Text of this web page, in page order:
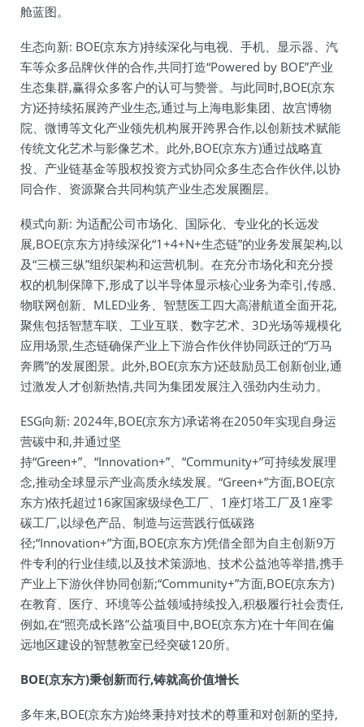
舱蓝图。
生态向新: BOE(京东方)持续深化与电视、手机、显示器、汽
车等众多品牌伙伴的合作,共同打造“Powered by BOE”产业
生态集群,赢得众多客户的认可与赞誉。与此同时,BOE(京东
方)还持续拓展跨产业生态,通过与上海电影集团、故宫博物
院、微博等文化产业领先机构展开跨界合作,以创新技术赋能
传统文化艺术与影像艺术。此外,BOE(京东方)通过战略直
投、产业链基金等股权投资方式协同众多生态合作伙伴,以协
同合作、资源聚合共同构筑产业生态发展圈层。
模式向新: 为适配公司市场化、国际化、专业化的长远发
展,BOE(京东方)持续深化“1+4+N+生态链”的业务发展架构,以
及“三横三纵”组织架构和运营机制。在充分市场化和充分授
权的机制保障下,形成了以半导体显示核心业务为牵引,传感、
物联网创新、MLED业务、智慧医工四大高潜航道全面开花,
聚焦包括智慧车联、工业互联、数字艺术、3D光场等规模化
应用场景,生态链确保产业上下游合作伙伴协同跃迁的“万马
奔腾”的发展图景。此外,BOE(京东方)还鼓励员工创新创业,通
过激发人才创新热情,共同为集团发展注入强劲内生动力。
ESG向新: 2024年,BOE(京东方)承诺将在2050年实现自身运
营碳中和,并通过坚
持“Green+”、“Innovation+”、“Community+”可持续发展理
念,推动全球显示产业高质永续发展。“Green+”方面,BOE(京
东方)依托超过16家国家级绿色工厂、1座灯塔工厂及1座零
碳工厂,以绿色产品、制造与运营践行低碳路
径;“Innovation+”方面,BOE(京东方)凭借全部为自主创新9万
件专利的行业佳绩,以及技术策源地、技术公益池等举措,携手
产业上下游伙伴协同创新;“Community+”方面,BOE(京东方)
在教育、医疗、环境等公益领域持续投入,积极履行社会责任,
例如,在“照亮成长路”公益项目中,BOE(京东方)在十年间在偏
远地区建设的智慧教室已经突破120所。
BOE(京东方)秉创新而行,铸就高价值增长
多年来,BOE(京东方)始终秉持对技术的尊重和对创新的坚持,